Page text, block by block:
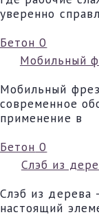
уверенно
Бетон 0
Мобильный
Мобильный
современное
применение в
Бетон 0
Слэб из
Слэб из дерева
настоящий